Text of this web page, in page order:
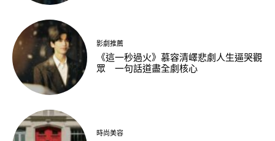
影劇推薦
《這一秒過火》慕容清嶧悲劇人生逼哭觀
眾 一句話道盡全劇核心
時尚美容